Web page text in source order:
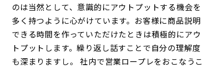
のは当然として、意識的にアウトプットする機会を
多く持つように心がけています。お客様に商品説明
できる時間を作っていただけたときは積極的にアウ
トプットします。繰り返し話すことで自分の理解度
も深まりますし。 社内で営業ロープレをおこなうこ